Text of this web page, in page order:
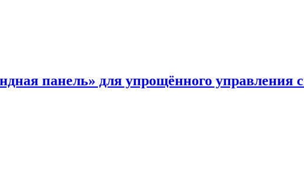
панель» для упрощённого управления